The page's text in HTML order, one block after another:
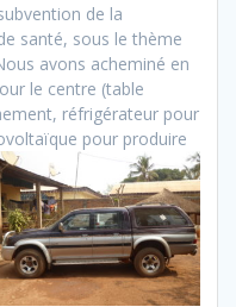
de la
santé, sous le thème
avons acheminé en
le centre (table
réfrigérateur pour
pour produire